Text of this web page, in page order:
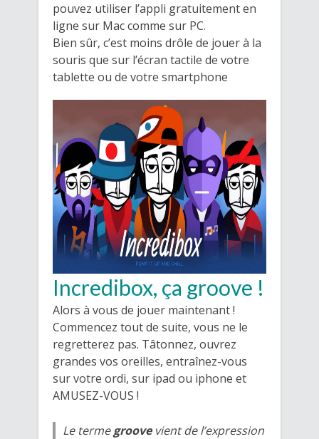
pouvez utiliser l’appli gratuitement en
ligne sur Mac comme sur PC.
Bien sûr, c’est moins drôle de jouer à la
souris que sur l’écran tactile de votre
tablette ou de votre smartphone
Incredibox, ça groove !
Alors à vous de jouer maintenant !
Commencez tout de suite, vous ne le
regretterez pas. Tâtonnez, ouvrez
grandes vos oreilles, entraînez-vous
sur votre ordi, sur ipad ou iphone et
AMUSEZ-VOUS !
Le termegroovevient de l’expression